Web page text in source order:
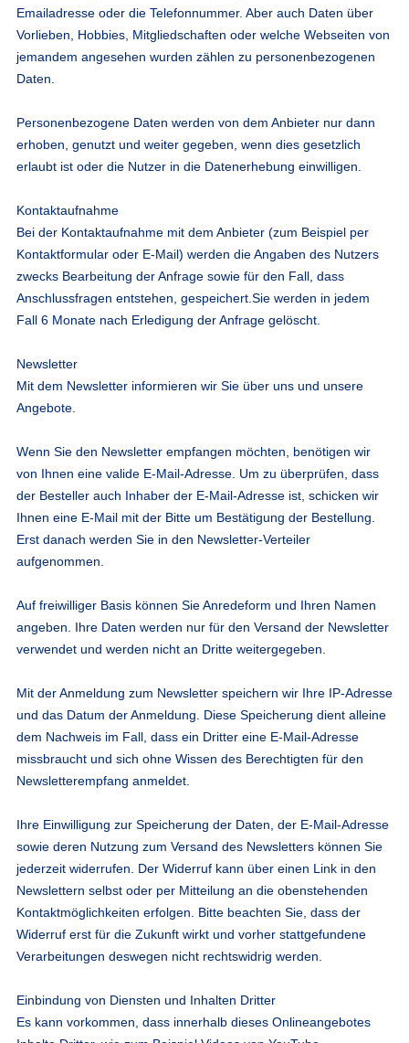
Emailadresse oder die Telefonnummer. Aber auch Daten über
Vorlieben, Hobbies, Mitgliedschaften oder welche Webseiten von
jemandem angesehen wurden zählen zu personenbezogenen
Daten.
Personenbezogene Daten werden von dem Anbieter nur dann
erhoben, genutzt und weiter gegeben, wenn dies gesetzlich
erlaubt ist oder die Nutzer in die Datenerhebung einwilligen.
Kontaktaufnahme
Bei der Kontaktaufnahme mit dem Anbieter (zum Beispiel per
Kontaktformular oder E-Mail) werden die Angaben des Nutzers
zwecks Bearbeitung der Anfrage sowie für den Fall, dass
Anschlussfragen entstehen, gespeichert. Sie werden in jedem
Fall 6 Monate nach Erledigung der Anfrage gelöscht.
Newsletter
Mit dem Newsletter informieren wir Sie über uns und unsere
Angebote.
Wenn Sie den Newsletter empfangen möchten, benötigen wir
von Ihnen eine valide E-Mail-Adresse. Um zu überprüfen, dass
der Besteller auch Inhaber der E-Mail-Adresse ist, schicken wir
Ihnen eine E-Mail mit der Bitte um Bestätigung der Bestellung.
Erst danach werden Sie in den Newsletter-Verteiler
aufgenommen.
Auf freiwilliger Basis können Sie Anredeform und Ihren Namen
angeben. Ihre Daten werden nur für den Versand der Newsletter
verwendet und werden nicht an Dritte weitergegeben.
Mit der Anmeldung zum Newsletter speichern wir Ihre IP-Adresse
und das Datum der Anmeldung. Diese Speicherung dient alleine
dem Nachweis im Fall, dass ein Dritter eine E-Mail-Adresse
missbraucht und sich ohne Wissen des Berechtigten für den
Newsletterempfang anmeldet.
Ihre Einwilligung zur Speicherung der Daten, der E-Mail-Adresse
sowie deren Nutzung zum Versand des Newsletters können Sie
jederzeit widerrufen. Der Widerruf kann über einen Link in den
Newslettern selbst oder per Mitteilung an die obenstehenden
Kontaktmöglichkeiten erfolgen. Bitte beachten Sie, dass der
Widerruf erst für die Zukunft wirkt und vorher stattgefundene
Verarbeitungen deswegen nicht rechtswidrig werden.
Einbindung von Diensten und Inhalten Dritter
Es kann vorkommen, dass innerhalb dieses Onlineangebotes